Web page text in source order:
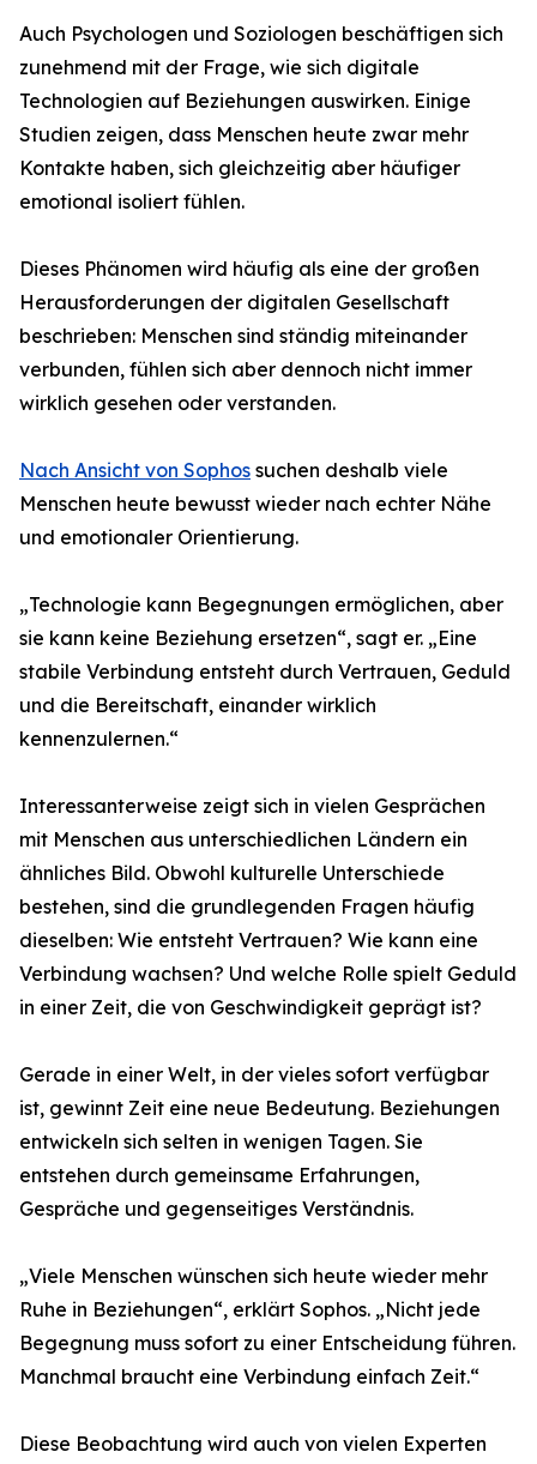
Auch Psychologen und Soziologen beschäftigen sich
zunehmend mit der Frage, wie sich digitale
Technologien auf Beziehungen auswirken. Einige
Studien zeigen, dass Menschen heute zwar mehr
Kontakte haben, sich gleichzeitig aber häufiger
emotional isoliert fühlen.
Dieses Phänomen wird häufig als eine der großen
Herausforderungen der digitalen Gesellschaft
beschrieben: Menschen sind ständig miteinander
verbunden, fühlen sich aber dennoch nicht immer
wirklich gesehen oder verstanden.
Nach Ansicht von Sophos suchen deshalb viele
Menschen heute bewusst wieder nach echter Nähe
und emotionaler Orientierung.
„Technologie kann Begegnungen ermöglichen, aber
sie kann keine Beziehung ersetzen“, sagt er. „Eine
stabile Verbindung entsteht durch Vertrauen, Geduld
und die Bereitschaft, einander wirklich
kennenzulernen.“
Interessanterweise zeigt sich in vielen Gesprächen
mit Menschen aus unterschiedlichen Ländern ein
ähnliches Bild. Obwohl kulturelle Unterschiede
bestehen, sind die grundlegenden Fragen häufig
dieselben: Wie entsteht Vertrauen? Wie kann eine
Verbindung wachsen? Und welche Rolle spielt Geduld
in einer Zeit, die von Geschwindigkeit geprägt ist?
Gerade in einer Welt, in der vieles sofort verfügbar
ist, gewinnt Zeit eine neue Bedeutung. Beziehungen
entwickeln sich selten in wenigen Tagen. Sie
entstehen durch gemeinsame Erfahrungen,
Gespräche und gegenseitiges Verständnis.
„Viele Menschen wünschen sich heute wieder mehr
Ruhe in Beziehungen“, erklärt Sophos. „Nicht jede
Begegnung muss sofort zu einer Entscheidung führen.
Manchmal braucht eine Verbindung einfach Zeit.“
Diese Beobachtung wird auch von vielen Experten